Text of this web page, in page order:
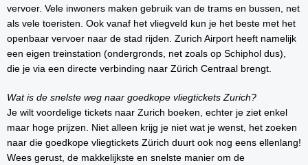
vervoer. Vele inwoners maken gebruik van de trams en bussen, net
als vele toeristen. Ook vanaf het vliegveld kun je het beste met het
openbaar vervoer naar de stad rijden. Zurich Airport heeft namelijk
een eigen treinstation (ondergronds, net zoals op Schiphol dus),
die je via een directe verbinding naar Zürich Centraal brengt.
Wat is de snelste weg naar goedkope vliegtickets Zurich?
Je wilt voordelige tickets naar Zurich boeken, echter je ziet enkel
maar hoge prijzen. Niet alleen krijg je niet wat je wenst, het zoeken
naar die goedkope vliegtickets Zürich duurt ook nog eens ellenlang!
Wees gerust, de makkelijkste en snelste manier om de